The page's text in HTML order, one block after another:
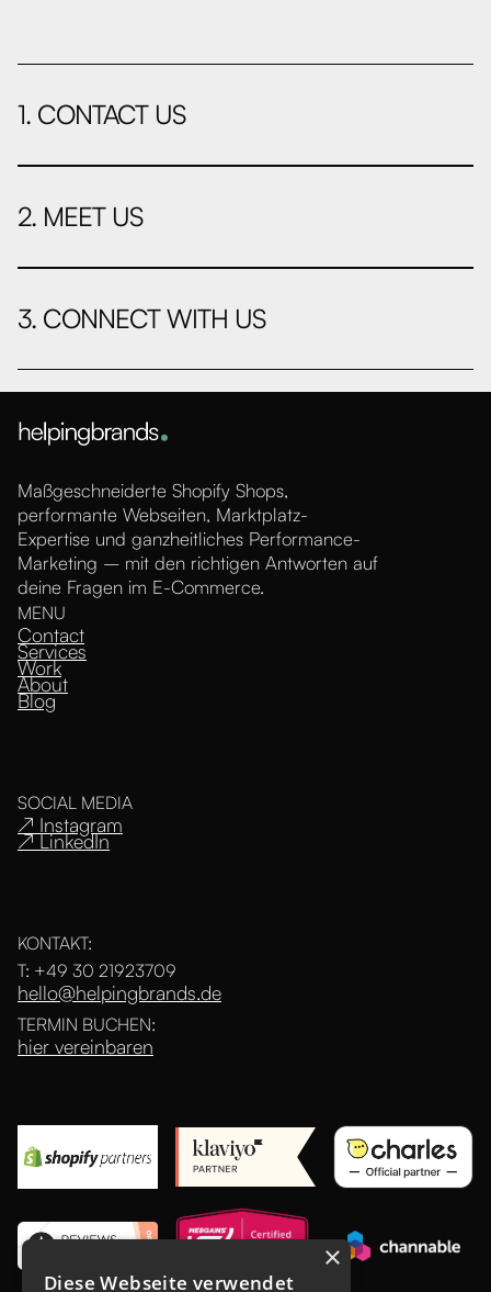
1. CONTACT US
2. MEET US
3. CONNECT WITH US
Maßgeschneiderte Shopify Shops,
performante Webseiten, Marktplatz-
Expertise und ganzheitliches Performance-
Marketing – mit den richtigen Antworten auf
deine Fragen im E-Commerce.
MENU
Contact
Services
Work
About
Blog
SOCIAL MEDIA
↗ Instagram
↗ LinkedIn
KONTAKT:
T: +49 30 21923709
hello@helpingbrands.de
TERMIN BUCHEN:
hier vereinbaren
×
Diese Webseite verwendet